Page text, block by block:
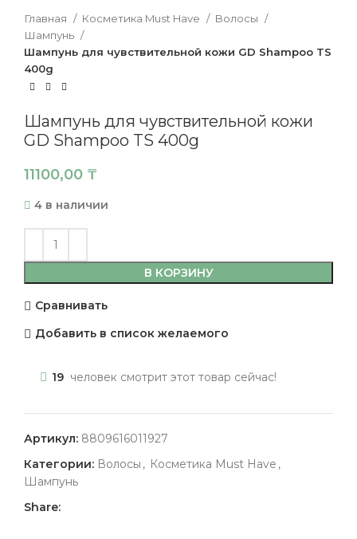
Главная Косметика Must Have
Волосы
Шампунь
Шампунь для чувствительной кожи GD Shampoo TS
400g
Шампунь для чувствительной кожи
GD Shampoo TS 400g
11100,00 ₸
4 в наличии
В КОРЗИНУ
Сравнивать
Добавить в список желаемого
19 человек смотрит этот товар сейчас!
Артикул: 8809616011927
Категории: Волосы , Косметика Must Have ,
Шампунь
Share: